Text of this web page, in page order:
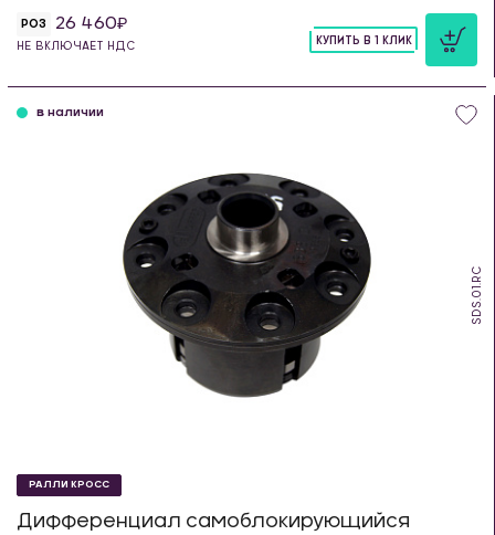
РОЗ 26 460
НЕ ВКЛЮЧАЕТ НДС
КУПИТЬ В 1 КЛИК
SDS.01.RC
в наличии
РАЛЛИ КРОСС
Дифференциал самоблокирующийся